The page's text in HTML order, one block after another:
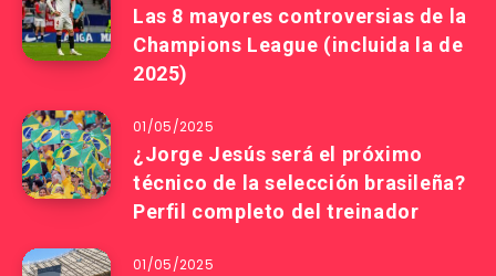
Las 8 mayores controversias de la
Champions League (incluida la de
2025)
01/05/2025
¿Jorge Jesús será el próximo
técnico de la selección brasileña?
Perfil completo del treinador
01/05/2025